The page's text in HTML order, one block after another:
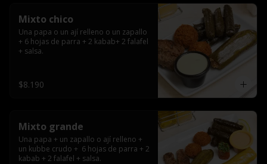
Mixto chico
Una papa o un ají relleno o un zapallo
+ 6 hojas de parra + 2 kabab+ 2 falafel
+ salsa.
$8.190
Mixto grande
Una papa + un zapallo o ají relleno +
un kubbe crudo +  6 hojas de parra + 2
kabab + 2 falafel + salsa.